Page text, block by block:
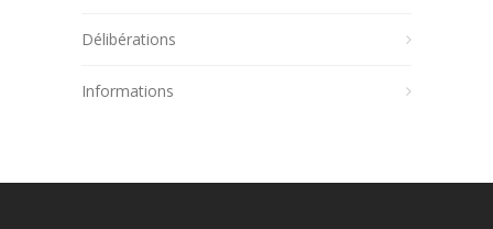
Délibérations
Informations